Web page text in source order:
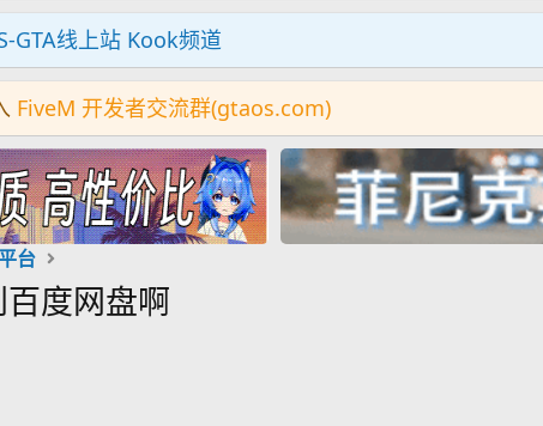
GTA线上站 Kook频道
FiveM 开发者交流群(gtaos.com)
台
度网盘啊